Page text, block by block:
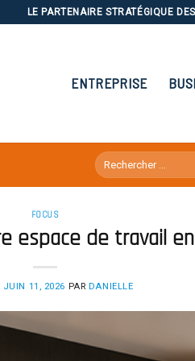
LE PARTENAIRE STRATÉGIQUE
ENTREPRISE
FOCUS
espace de travail
JUIN 11, 2026 PAR DANIELLE